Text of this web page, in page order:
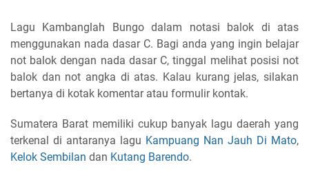
Lagu Kambanglah Bungo dalam notasi balok di atas
menggunakan nada dasar C. Bagi anda yang ingin belajar
not balok dengan nada dasar C, tinggal melihat posisi not
balok dan not angka di atas. Kalau kurang jelas, silakan
bertanya di kotak komentar atau formulir kontak.
Sumatera Barat memiliki cukup banyak lagu daerah yang
terkenal di antaranya lagu Kampuang Nan Jauh Di Mato,
Kelok Sembilan dan Kutang Barendo.